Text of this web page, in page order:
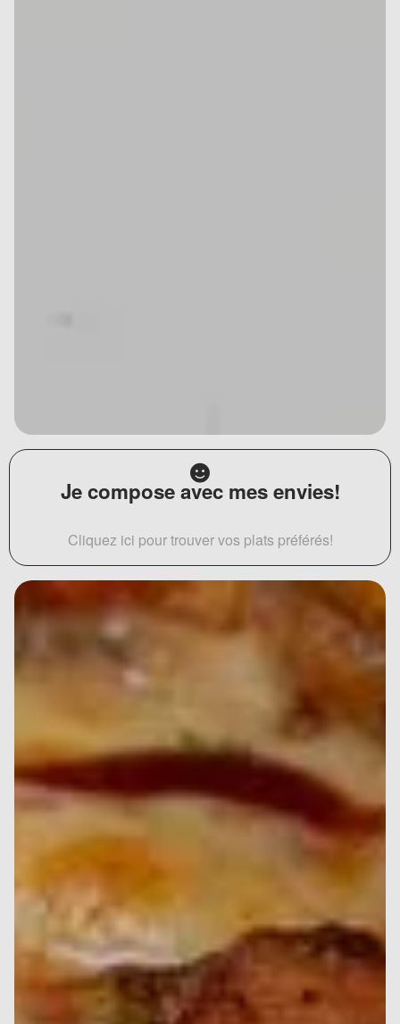
Je compose avec mes envies!
Cliquez ici pour trouver vos plats préférés!